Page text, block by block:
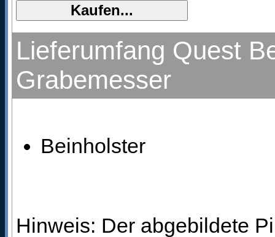
Lieferumfang Quest
Grabemesser
Beinholster
Hinweis: Der abgebildete